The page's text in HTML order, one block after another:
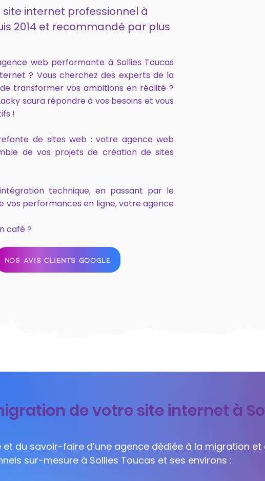
internet professionnel à
2014 et recommandé par plus
web performante à Sollies Toucas
? Vous cherchez des experts de la
transformer vos ambitions en réalité ?
saura répondre à vos besoins et vous
!
de sites web : votre agence web
de vos projets de création de sites
technique, en passant par le
performances en ligne, votre agence
café ?
NOS AVIS CLIENTS GOOGLE
de votre site internet à
et du savoir-faire d’une agence dédiée à la migration
sur-mesure à Sollies Toucas et ses environs :